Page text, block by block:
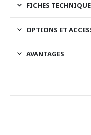
FICHES
OPTIONS ET
AVANTAGES